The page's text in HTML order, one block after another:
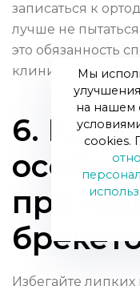
записаться к
лучше не
это обязанность
клинику и
6.
при
Избегайте
Мы
на нашем
cookies.